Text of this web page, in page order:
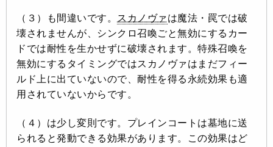
（３）も間違いです。 スカノヴァは魔法・罠では破
壊されませんが、シンクロ召喚ごと無効にするカー
ドでは耐性を生かせずに破壊されます。特殊召喚を
無効にするタイミングではスカノヴァはまだフィー
ルド上に出ていないので、耐性を得る永続効果も適
用されていないからです。
（４）は少し変則です。プレインコートは墓地に送
られると発動できる効果があります。この効果はど